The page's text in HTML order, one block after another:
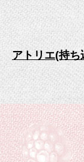
アトリエ(持